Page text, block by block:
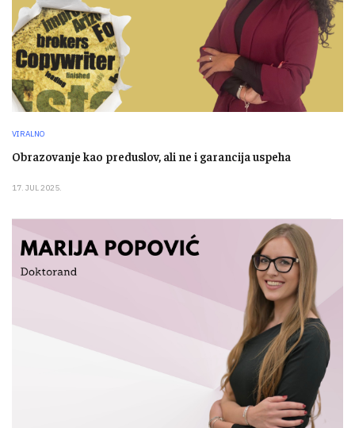
VIRALNO
Obrazovanje kao preduslov, ali ne i garancija uspeha
17. JUL 2025.